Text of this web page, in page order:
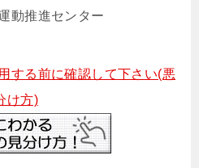
動推進センター
する前に確認して下さい(悪
け方)